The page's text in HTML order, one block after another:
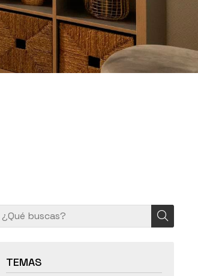
TEMAS